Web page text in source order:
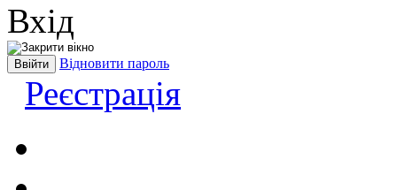
Вхід
Відновити пароль
Реєстрація